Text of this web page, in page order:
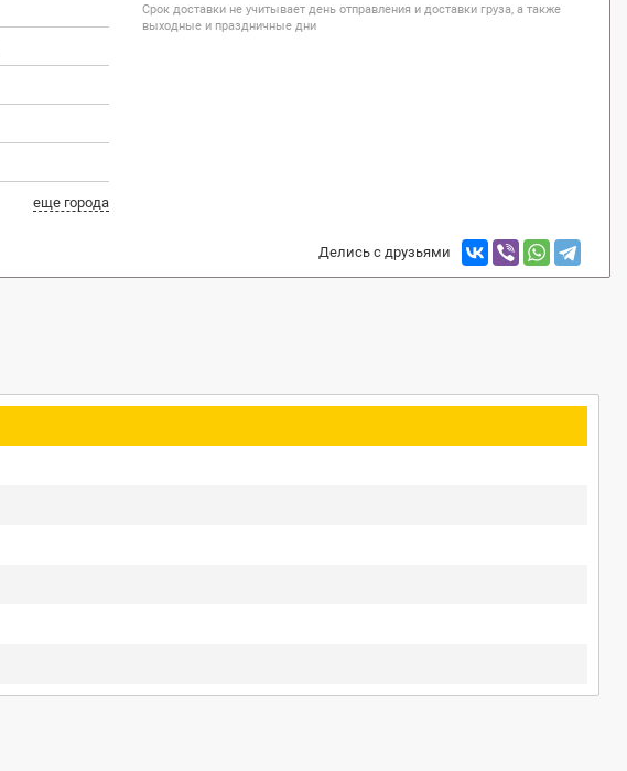
еще города
Срок доставки не учитывает день отправления и доставки груза, а также
выходные и праздничные дни
Делись с друзьями